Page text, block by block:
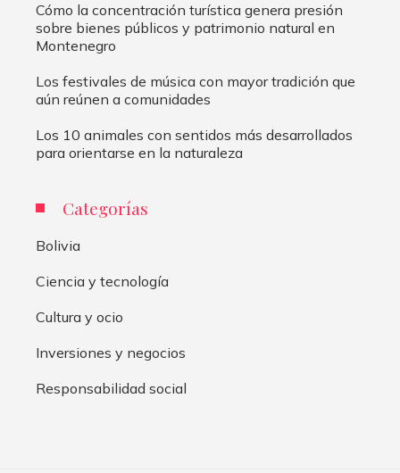
Cómo la concentración turística genera presión
sobre bienes públicos y patrimonio natural en
Montenegro
Los festivales de música con mayor tradición que
aún reúnen a comunidades
Los 10 animales con sentidos más desarrollados
para orientarse en la naturaleza
Categorías
Bolivia
Ciencia y tecnología
Cultura y ocio
Inversiones y negocios
Responsabilidad social